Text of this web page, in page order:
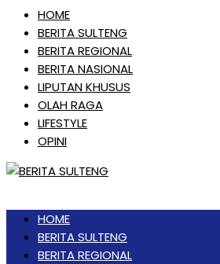
HOME
BERITA SULTENG
BERITA REGIONAL
BERITA NASIONAL
LIPUTAN KHUSUS
OLAH RAGA
LIFESTYLE
OPINI
HOME
BERITA SULTENG
BERITA REGIONAL